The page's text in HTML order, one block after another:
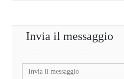
Invia il messaggio